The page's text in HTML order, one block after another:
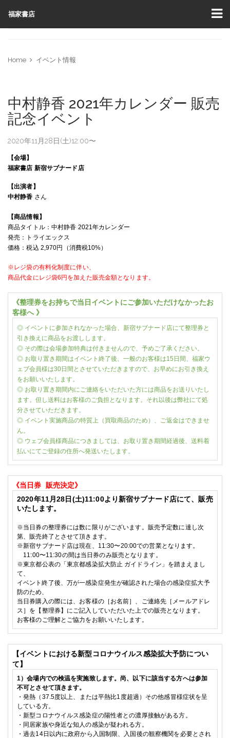
福家書店
Home イベント情報
中村静香 2021年カレンダー 販売
記念イベント
2020年11月28日(土)12:00〜
【会場】
福家書店 新宿サブナード店
【出演者】
中村静香 さん
【商品情報】
商品タイトル：中村静香 2021年カレンダー
発売：
トライエックス
価格：税込 2,970円（消費税10%）
※レジ袋の有料化制度に伴い、
商品代金にレジ袋6円を加えた販売金額となります。
《整理券をお持ちで当日イベントにご参加いただけなかったお
客様へ 》
◎ イベントに参加されなかった場合、新宿サブナード店にて整理券と
引き換えに商品をお渡しします。
◎ その際は会場参加特典は付きませんので、予めご了承ください。
◎ お取り置き期間はイベント終了後、一般のお客様は15日間、福家ウ
ェブ会員様は30日間とさせていただきますので、お早めにお引き換え
をお願いいたします。
◎ お取り置き期間内にご連絡をいただいた方には商品をお送りいたし
ます。但し送料はお客様のご負担となります。それ以後は弊社にて処
分させていただきます。
◎ イベント実施商品の特質上（買取商品のため）、ご返金はできませ
ん。
◎ ウェブ会員様商品につきましては、お取り置き期間経過後、送料着
払いにてご登録の住所へ発送いたします。
《当日券
販売決定》
2020年11月28日(土)11:00より新宿サブナード店にて、販売
いたします。
※当日券の整理券には数に限りがございます。販売予定数に達し次
第、販売終了とさせて頂きます。
※新宿サブナード店は現在、 11:30〜20:00での営業となります。
11:00〜11:30の間は当日券のみ販売となります。
※東京都公表の「東京都感染拡大防止 ガイドライン」を踏まえまし
て、
イベント終了後、万が一感染症発生が確認された場合の感染症拡大予
防のため、
当日券購入の際には、お客様の［お名前］、ご連絡先［メールアドレ
ス］を【整理券】にご記入していただいた上での販売となります。
お客様のご理解とご協力をお願いいたします。
【イベントにおける新型コロナウイルス感染拡大予防につい
て】
1）会場内での検温を実施致します。尚、以下に該当する方へは参加
不可とさせて頂きます。
・発熱（ 37.5度以上、または平熱比1 度超過）その他感冒様症状を呈
している方。
・新型コロナウイルス感染症の陽性者との濃厚接触がある方。
・ 同居家族や身近な知人の感染が疑われる方。
・過去14日以内に政府から入国制限、入国後の観察機関を必要とされ